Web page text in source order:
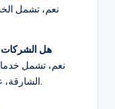
نعم، تشمل
30. هل
نعم، تشمل
الشارقة، عجمان، رأس الخيمة، الفجيرة، وأم القيوين.